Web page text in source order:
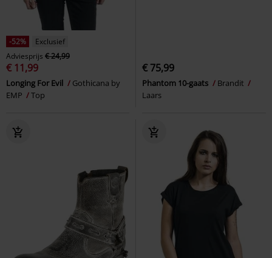
-52%
Exclusief
Adviesprijs € 24,99
€ 11,99
Longing For Evil
Gothicana by
EMP
Top
€ 75,99
Phantom 10-gaats
Brandit
Laars